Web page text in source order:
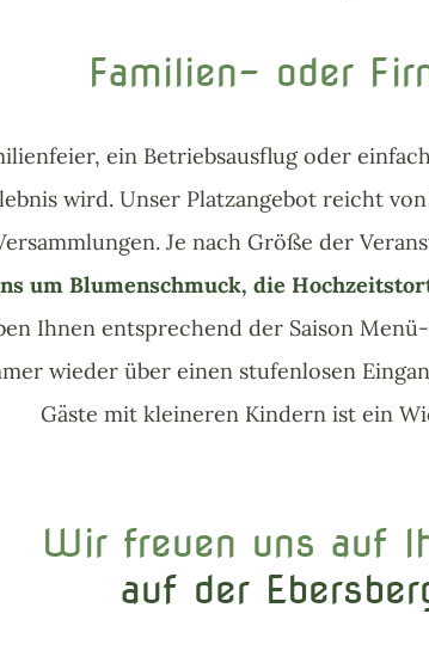
Familien- oder
ein Betriebsausflug oder
wird. Unser Platzangebot reicht
Je nach Größe der
um Blumenschmuck, die
Ihnen entsprechend der Saison
wieder über einen stufenlosen
Gäste mit kleineren Kindern ist ein
Wir freuen uns auf
auf der